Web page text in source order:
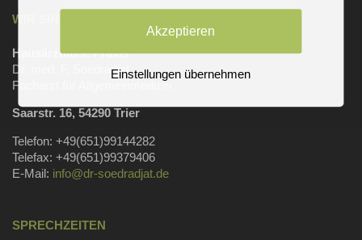
WIR SIND FÜR SIE DA!
Hausärztliche Praxis
Dr. med. F. Soedradjat
Facharzt für Allgemeinmedizin
Saarstr. 16, 54290 Trier
Telefon: +49(651)99144282
Telefax: +49(651)99379406
E-Mail: info@dr-soedradjat.de
SPRECHZEITEN
Akzeptieren
Einstellungen übernehmen